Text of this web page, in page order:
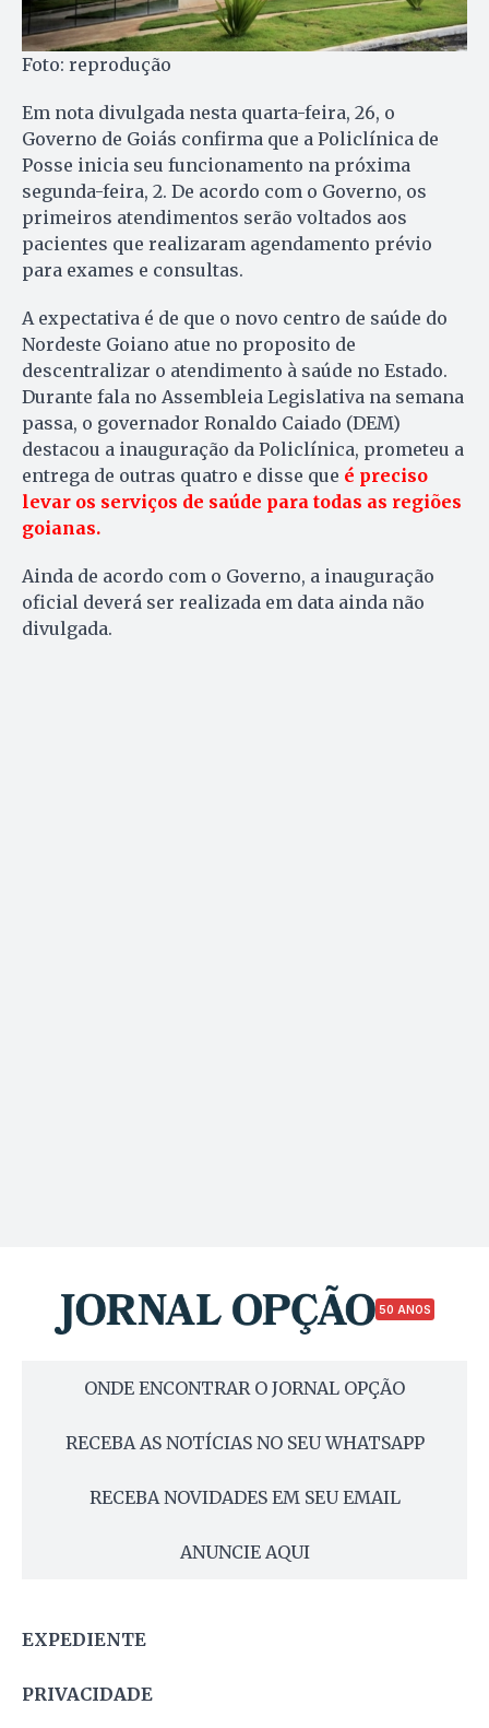
Foto: reprodução
Em nota divulgada nesta quarta-feira, 26, o
Governo de Goiás confirma que a Policlínica de
Posse inicia seu funcionamento na próxima
segunda-feira, 2. De acordo com o Governo, os
primeiros atendimentos serão voltados aos
pacientes que realizaram agendamento prévio
para exames e consultas.
A expectativa é de que o novo centro de saúde do
Nordeste Goiano atue no proposito de
descentralizar o atendimento à saúde no Estado.
Durante fala no Assembleia Legislativa na semana
passa, o governador Ronaldo Caiado (DEM)
destacou a inauguração da Policlínica, prometeu a
entrega de outras quatro e disse que é preciso
levar os serviços de saúde para todas as regiões
goianas.
Ainda de acordo com o Governo, a inauguração
oficial deverá ser realizada em data ainda não
divulgada.
50 ANOS
ONDE ENCONTRAR O JORNAL OPÇÃO
RECEBA AS NOTÍCIAS NO SEU WHATSAPP
RECEBA NOVIDADES EM SEU EMAIL
ANUNCIE AQUI
EXPEDIENTE
PRIVACIDADE